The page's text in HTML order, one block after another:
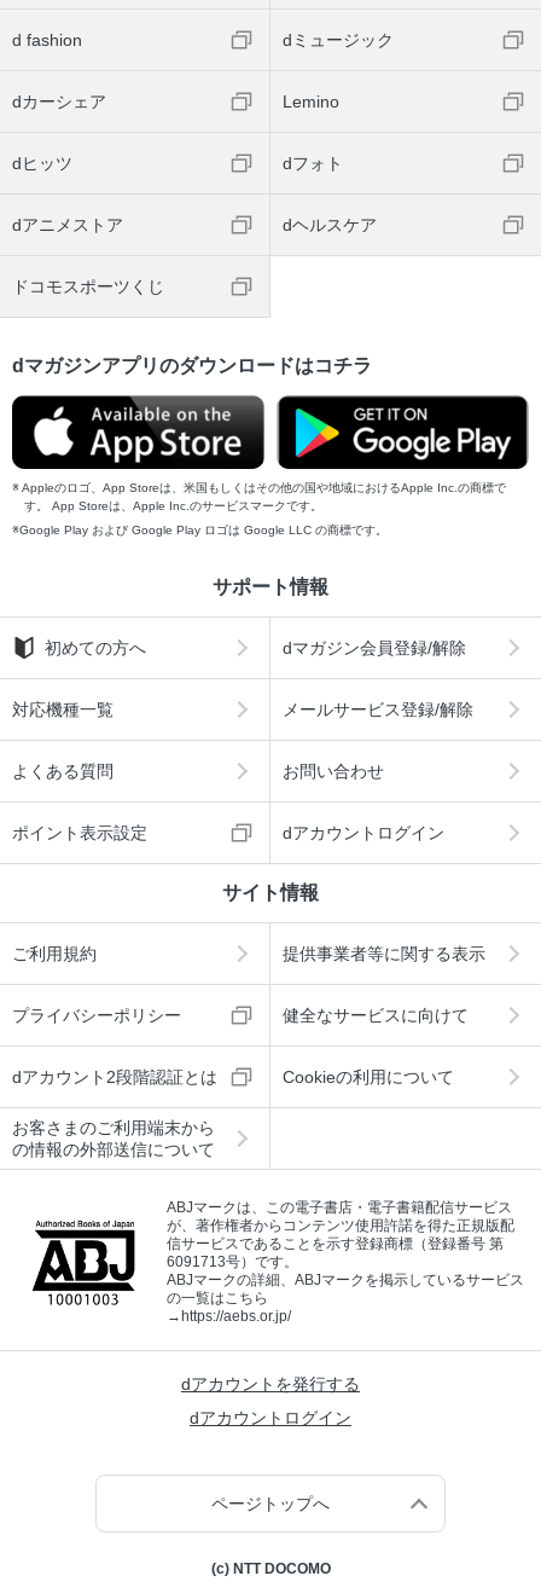
d fashion dミュージック
dカーシェア Lemino
dヒッツ dフォト
dアニメストア dヘルスケア
ドコモスポーツくじ
dマガジンアプリのダウンロードはコチラ
Appleのロゴ、App Storeは、米国もしくはその他の国や地域におけるApple Inc.の商標で
す。 App Storeは、Apple Inc.のサービスマークです。
Google Play および Google Play ロゴは Google LLC の商標です。
サポート情報
初めての方へ dマガジン会員登録/解除
対応機種一覧 メールサービス登録/解除
よくある質問 お問い合わせ
ポイント表示設定 dアカウントログイン
サイト情報
ご利用規約 提供事業者等に関する表示
プライバシーポリシー 健全なサービスに向けて
dアカウント2段階認証とは Cookieの利用について
お客さまのご利用端末から
の情報の外部送信について
ABJマークは、この電子書店・電子書籍配信サービス
が、著作権者からコンテンツ使用許諾を得た正規版配
信サービスであることを示す登録商標（登録番号 第
6091713号）です。
ABJマークの詳細、ABJマークを掲示しているサービス
の一覧はこちら
→ https://aebs.or.jp/
dアカウントを発行する
dアカウントログイン
ページトップへ
(c) NTT DOCOMO